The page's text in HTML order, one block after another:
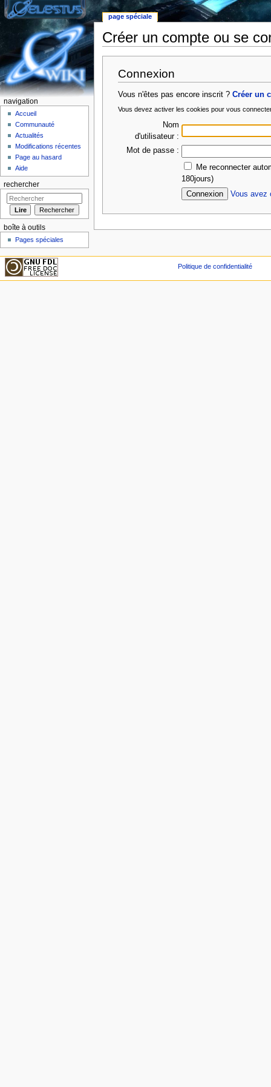
Créer un compte ou se
Connexion
Vous n'êtes pas encore inscrit ?Créer un
Vous devez activer les cookies pour vous
Nom
d'utilisateur :
Mot de passe :
Me reconnecter
180jours)
Vous avez
page spéciale
navigation
Accueil
Communauté
Actualités
Modifications récentes
Page au hasard
Aide
rechercher
boîte à outils
Pages spéciales
Politique de confidentialité